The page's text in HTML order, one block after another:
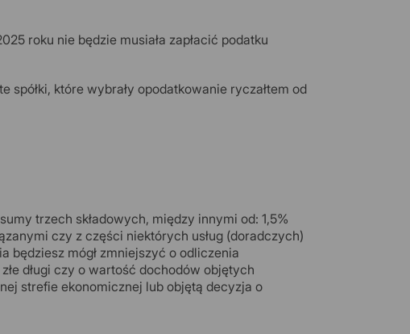
roku nie będzie musiała zapłacić podatku
które wybrały opodatkowanie ryczałtem od
trzech składowych, między innymi od: 1,5%
czy z części niektórych usług (doradczych)
będziesz mógł zmniejszyć o odliczenia
długi czy o wartość dochodów objętych
strefie ekonomicznej lub objętą decyzja o